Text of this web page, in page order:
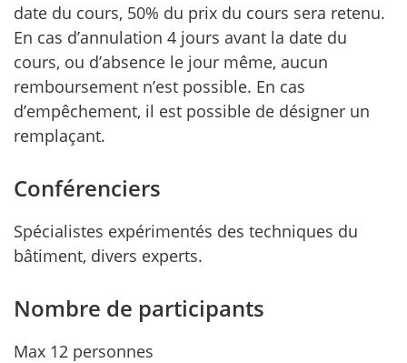
date du cours, 50% du prix du cours sera retenu.
En cas d’annulation 4 jours avant la date du
cours, ou d’absence le jour même, aucun
remboursement n’est possible. En cas
d’empêchement, il est possible de désigner un
remplaçant.
Conférenciers
Spécialistes expérimentés des techniques du
bâtiment, divers experts.
Nombre de participants
Max 12 personnes